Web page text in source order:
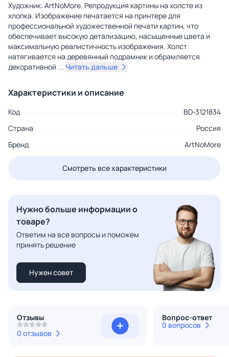
Художник: ArtNoMore. Репродукция картины на холсте из
хлопка. Изображение печатается на принтере для
профессиональной художественной печати картин, что
обеспечивает высокую детализацию, насыщенные цвета и
максимальную реалистичность изображения. Холст
натягивается на деревянный подрамник и обрамляется
декоративной ... Читать дальше
Характеристики и описание
Код
BD-3121834
Страна
Россия
Бренд
ArtNoMore
Смотреть все характеристики
Нужно больше информации о
товаре?
Ответим на все вопросы и поможем
принять решение
Нужен совет
Отзывы
0 отзывов
Вопрос-ответ
0 вопросов